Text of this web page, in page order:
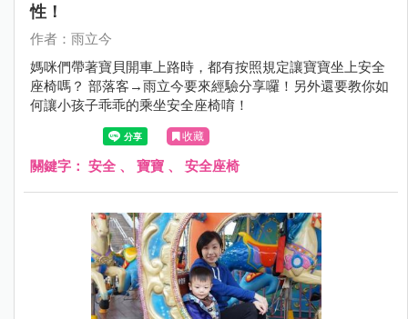
性！
作者：雨立今
媽咪們帶著寶貝開車上路時，都有按照規定讓寶寶坐上安全
座椅嗎？ 部落客→雨立今要來經驗分享囉！另外還要教你如
何讓小孩子乖乖的乘坐安全座椅唷！
收藏
關鍵字： 安全 、 寶寶 、 安全座椅